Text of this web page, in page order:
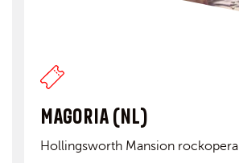
MAGORIA (NL)
Hollingsworth Mansion rockopera